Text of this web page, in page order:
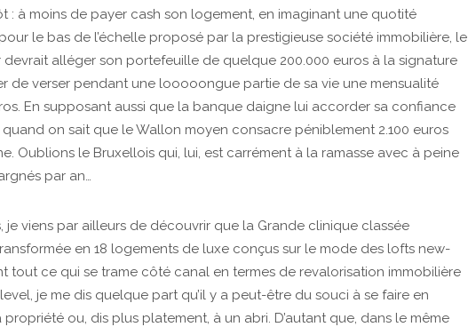
: à moins de payer cash son logement, en imaginant une quotité
le bas de l’échelle proposé par la prestigieuse société immobilière, le
alléger son portefeuille de quelque 200.000 euros à la signature
de verser pendant une looooongue partie de sa vie une mensualité
En supposant aussi que la banque daigne lui accorder sa confiance
on sait que le Wallon moyen consacre péniblement 2.100 euros
Oublions le Bruxellois qui, lui, est carrément à la ramasse avec à peine
par an…
je viens par ailleurs de découvrir que la Grande clinique classée
en 18 logements de luxe conçus sur le mode des lofts new-
tout ce qui se trame côté canal en termes de revalorisation immobilière
je me dis quelque part qu’il y a peut-être du souci à se faire en
ou, dis plus platement, à un abri. D’autant que, dans le même